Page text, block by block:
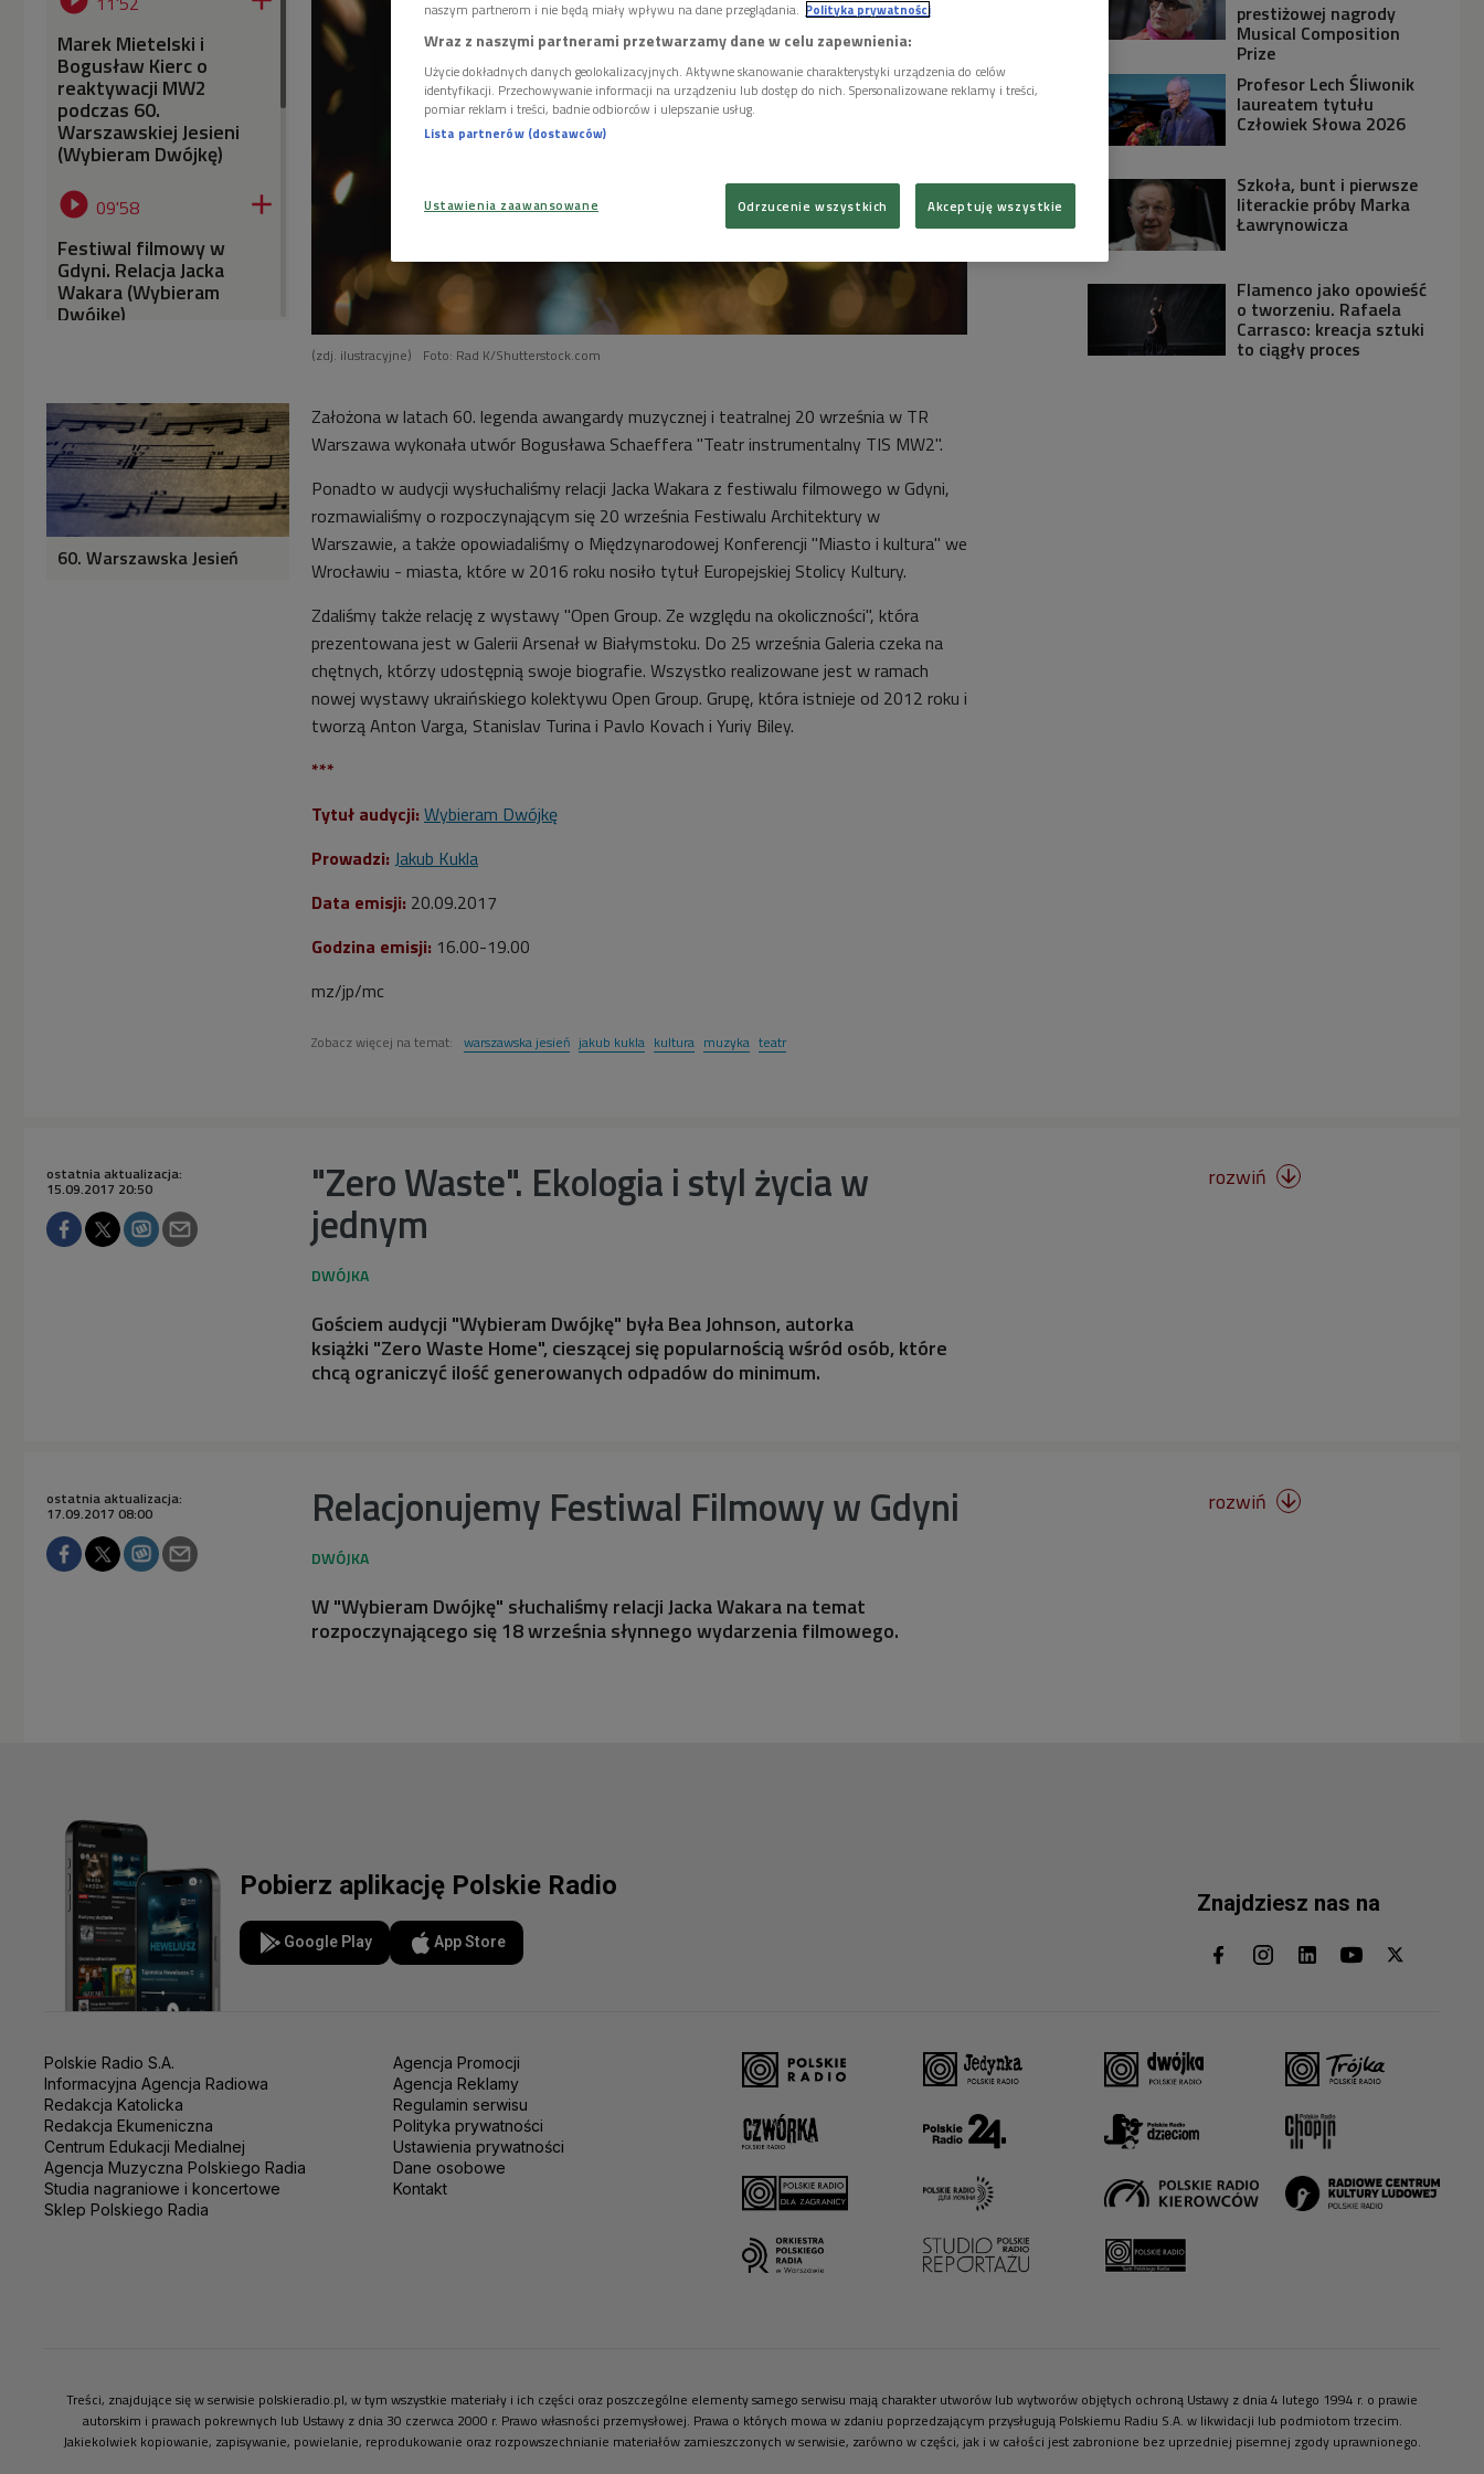
Marek Mietelski i
Bogusław Kierc o
reaktywacji MW2
podczas 60.
Warszawskiej Jesieni
(Wybieram Dwójkę)
 09'58 
Festiwal filmowy w
Gdyni. Relacja Jacka
Wakara (Wybieram
Dwójkę)
Rozmowa o Festiwalu
Architektury w
Warszawie (Wybieram
Dwójkę)
06'55 
Rozmowa o
(zdj. ilustracyjne) Foto: Rad K/Shutterstock.com
60. Warszawska Jesień
Założona w latach 60. legenda awangardy muzycznej i teatralnej 20 września w TR
Warszawa wykonała utwór Bogusława Schaeffera "Teatr instrumentalny TIS MW2".
Ponadto w audycji wysłuchaliśmy relacji Jacka Wakara z festiwalu filmowego w Gdyni,
rozmawialiśmy o rozpoczynającym się 20 września Festiwalu Architektury w
Warszawie, a także opowiadaliśmy o Międzynarodowej Konferencji "Miasto i kultura" we
Wrocławiu - miasta, które w 2016 roku nosiło tytuł Europejskiej Stolicy Kultury.
Zdaliśmy także relację z wystawy "Open Group. Ze względu na okoliczności", która
prezentowana jest w Galerii Arsenał w Białymstoku. Do 25 września Galeria czeka na
chętnych, którzy udostępnią swoje biografie. Wszystko realizowane jest w ramach
nowej wystawy ukraińskiego kolektywu Open Group. Grupę, która istnieje od 2012 roku i
tworzą Anton Varga, Stanislav Turina i Pavlo Kovach i Yuriy Biley.
***
Tytuł audycji: Wybieram Dwójkę
Prowadzi: Jakub Kukla
Data emisji: 20.09.2017
Godzina emisji: 16.00-19.00
mz/jp/mc
Zobacz więcej na temat: warszawska jesień jakub kukla kultura muzyka teatr
prestiżowej nagrody
Musical Composition
Prize
Profesor Lech Śliwonik
laureatem tytułu
Człowiek Słowa 2026
Szkoła, bunt i pierwsze
literackie próby Marka
Ławrynowicza
Flamenco jako opowieść
o tworzeniu. Rafaela
Carrasco: kreacja sztuki
to ciągły proces
"Zero Waste". Ekologia i styl życia w
jednym
ostatnia aktualizacja:
15.09.2017 20:50
Gościem audycji "Wybieram Dwójkę" była Bea Johnson, autorka
książki "Zero Waste Home", cieszącej się popularnością wśród osób, które
chcą ograniczyć ilość generowanych odpadów do minimum.
rozwiń 
Relacjonujemy Festiwal Filmowy w Gdyni
ostatnia aktualizacja:
17.09.2017 08:00
W "Wybieram Dwójkę" słuchaliśmy relacji Jacka Wakara na temat
rozpoczynającego się 18 września słynnego wydarzenia filmowego.
rozwiń 
Pobierz aplikację Polskie Radio
Google Play App Store
Znajdziesz nas na
Polskie Radio S.A.
Informacyjna Agencja Radiowa
Redakcja Katolicka
Redakcja Ekumeniczna
Centrum Edukacji Medialnej
Agencja Muzyczna Polskiego Radia
Studia nagraniowe i koncertowe
Sklep Polskiego Radia
Agencja Promocji
Agencja Reklamy
Regulamin serwisu
Polityka prywatności
Ustawienia prywatności
Dane osobowe
Kontakt
Treści, znajdujące się w serwisie polskieradio.pl, w tym wszystkie materiały i ich części oraz poszczególne elementy samego serwisu mają charakter utworów lub wytworów objętych ochroną Ustawy z dnia 4 lutego 1994 r. o prawie
autorskim i prawach pokrewnych lub Ustawy z dnia 30 czerwca 2000 r. Prawo własności przemysłowej. Prawa o których mowa w zdaniu poprzedzającym przysługują Polskiemu Radiu S.A. w likwidacji lub podmiotom trzecim.
Jakiekolwiek kopiowanie, zapisywanie, powielanie, reprodukowanie oraz rozpowszechnianie materiałów zamieszczonych w serwisie, zarówno w części, jak i w całości jest zabronione bez uprzedniej pisemnej zgody uprawnionego.
naszym partnerom i nie będą miały wpływu na dane przeglądania. Polityka prywatności
Wraz z naszymi partnerami przetwarzamy dane w celu zapewnienia:
Użycie dokładnych danych geolokalizacyjnych. Aktywne skanowanie charakterystyki urządzenia do celów
identyfikacji. Przechowywanie informacji na urządzeniu lub dostęp do nich. Spersonalizowane reklamy i treści,
pomiar reklam i treści, badnie odbiorców i ulepszanie usług.
Lista partnerów (dostawców)
Ustawienia zaawansowane Odrzucenie wszystkich Akceptuję wszystkie